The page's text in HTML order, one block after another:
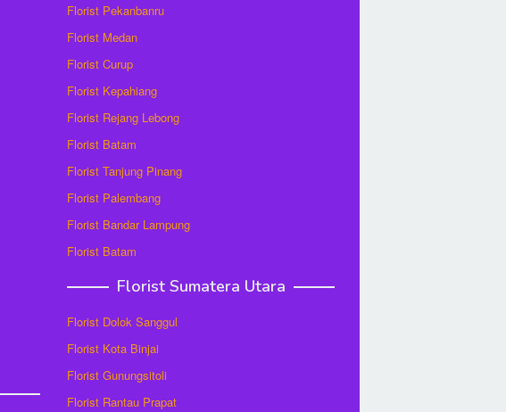
Florist Pekanbanru
Florist Medan
Florist Curup
Florist Kepahiang
Florist Rejang Lebong
Florist Batam
Florist Tanjung Pinang
Florist Palembang
Florist Bandar Lampung
Florist Batam
Florist Sumatera Utara
Florist Dolok Sanggul
Florist Kota Binjai
Florist Gunungsitoli
Florist Rantau Prapat